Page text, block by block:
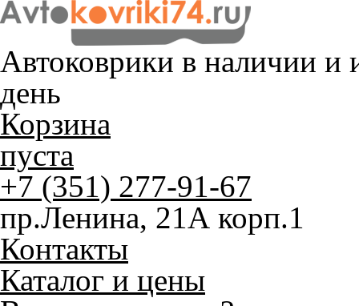
Автоковрики в наличии и
день
Корзина
пуста
+7 (351) 277-91-67
пр.Ленина, 21А корп.1
Контакты
Каталог и цены